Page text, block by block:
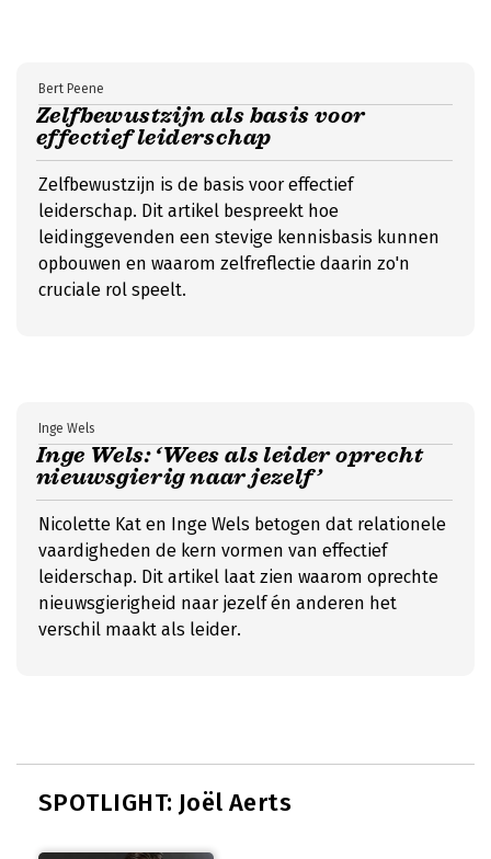
Zelfbewustzijn als basis voor
effectief leiderschap
Bert Peene
Zelfbewustzijn is de basis voor effectief
leiderschap. Dit artikel bespreekt hoe
leidinggevenden een stevige kennisbasis kunnen
opbouwen en waarom zelfreflectie daarin zo'n
cruciale rol speelt.
Inge Wels: ‘Wees als leider oprecht
nieuwsgierig naar jezelf’
Inge Wels
Nicolette Kat en Inge Wels betogen dat relationele
vaardigheden de kern vormen van effectief
leiderschap. Dit artikel laat zien waarom oprechte
nieuwsgierigheid naar jezelf én anderen het
verschil maakt als leider.
SPOTLIGHT: Joël Aerts